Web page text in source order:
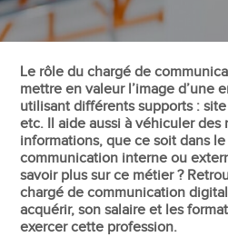
Le rôle du chargé de
mettre en valeur l’image d’une
utilisant différents supports :
etc. Il aide aussi à véhiculer des
informations, que ce soit dans le
communication interne ou
savoir plus sur ce métier ?
chargé de communication
acquérir, son salaire et les
exercer cette profession.